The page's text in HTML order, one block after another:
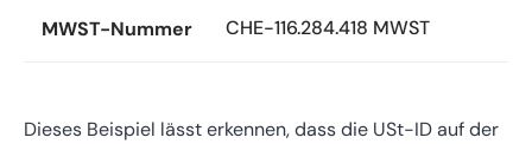
MWST-Nummer CHE-116.284.418 MWST
Dieses Beispiel lässt erkennen, dass die USt-ID auf der